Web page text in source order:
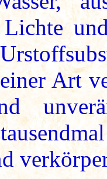
Lichte
Art